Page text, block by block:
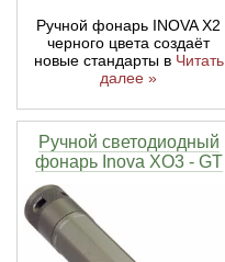
Ручной фонарь INOVA X2
черного цвета создаёт
новые стандарты в Читать
далее »
Ручной светодиодный
фонарь Inova XO3 - GT